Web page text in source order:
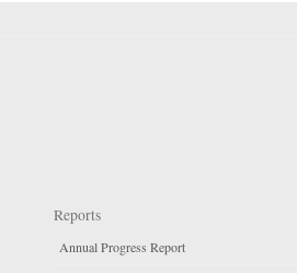
Reports
Annual Progress Report